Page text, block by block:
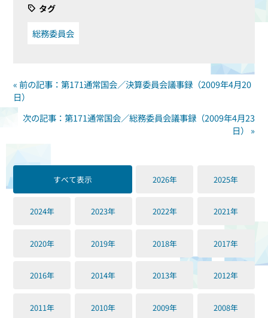
タグ
総務委員会
« 前の記事：第171通常国会／決算委員会議事録（2009年4月20
日）
次の記事：第171通常国会／総務委員会議事録（2009年4月23
日） »
すべて表示 2026年 2025年
2024年 2023年 2022年 2021年
2020年 2019年 2018年 2017年
2016年 2014年 2013年 2012年
2011年 2010年 2009年 2008年